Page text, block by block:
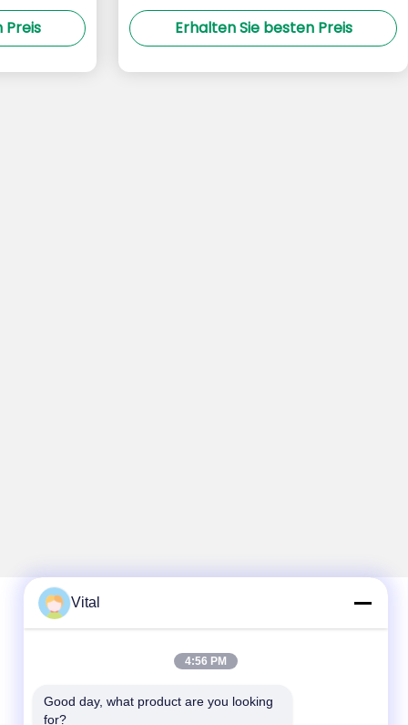
Preis Erhalten Sie besten Preis
Schnelle Kontaktaufnahme
Telefon
Vital
4:56 PM
Good day, what product are you looking
for?